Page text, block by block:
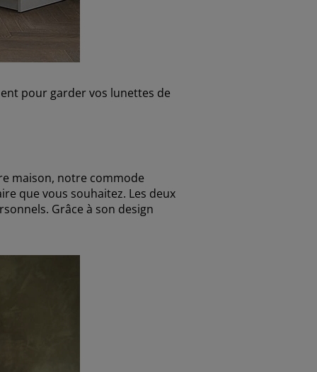
pour garder vos lunettes de
maison, notre commode
que vous souhaitez. Les deux
Grâce à son design